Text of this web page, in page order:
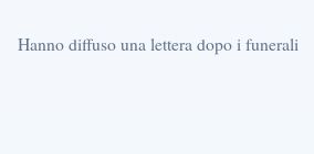
Hanno diffuso una lettera dopo i funerali